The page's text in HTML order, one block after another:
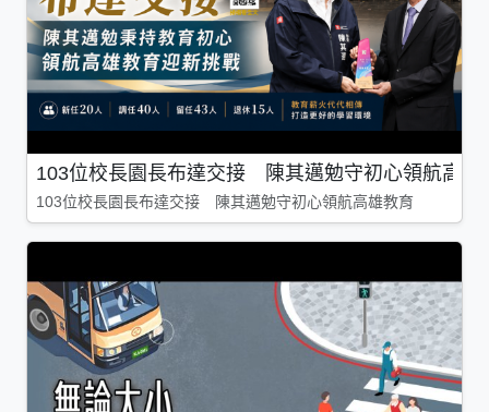
103位校長園長布達交接 陳其邁勉守初心領航高雄
103位校長園長布達交接 陳其邁勉守初心領航高雄教育